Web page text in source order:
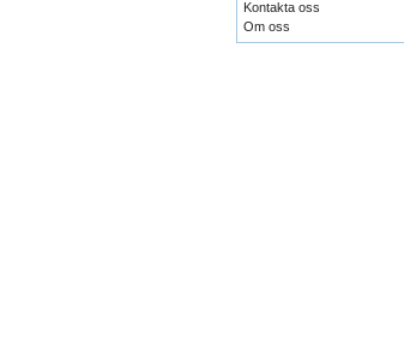
Kontakta oss
Om oss